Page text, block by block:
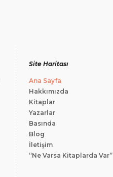
Site Haritası
Ana Sayfa
Hakkımızda
Kitaplar
Yazarlar
Basında
Blog
İletişim
“Ne Varsa Kitaplarda Var”